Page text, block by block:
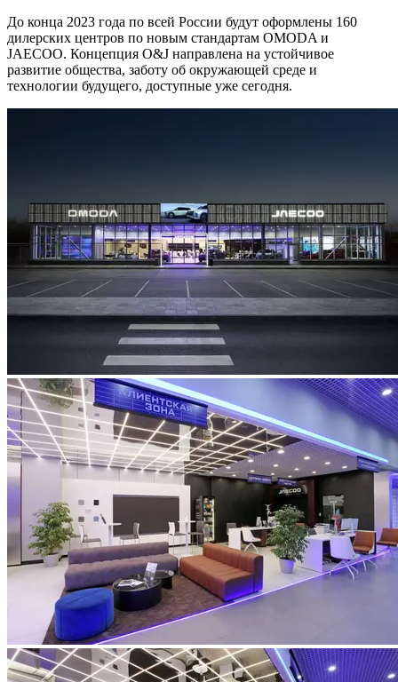
До конца 2023 года по всей России будут оформлены 160
дилерских центров по новым стандартам OMODA и
JAECOO. Концепция O&J направлена на устойчивое
развитие общества, заботу об окружающей среде и
технологии будущего, доступные уже сегодня.